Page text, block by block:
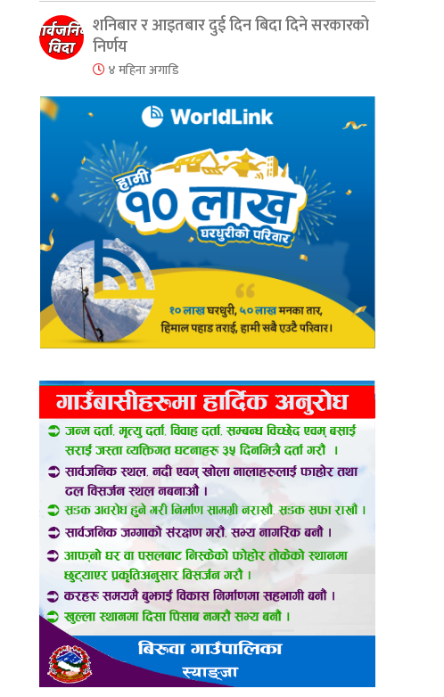
शनिबार र आइतबार दुई दिन बिदा दिने सरकारको
निर्णय
४ महिना अगाडि